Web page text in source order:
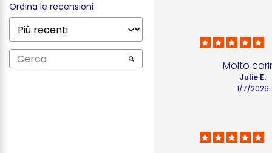
Ordina le recensioni
Molto
1/7/2026
Julie E.